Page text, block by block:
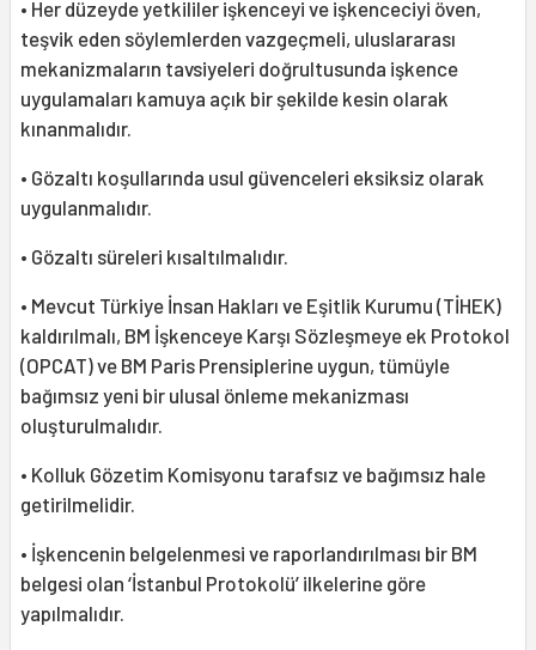
• Her düzeyde yetkililer işkenceyi ve işkenceciyi öven,
teşvik eden söylemlerden vazgeçmeli, uluslararası
mekanizmaların tavsiyeleri doğrultusunda işkence
uygulamaları kamuya açık bir şekilde kesin olarak
kınanmalıdır.
• Gözaltı koşullarında usul güvenceleri eksiksiz olarak
uygulanmalıdır.
• Gözaltı süreleri kısaltılmalıdır.
• Mevcut Türkiye İnsan Hakları ve Eşitlik Kurumu (TİHEK)
kaldırılmalı, BM İşkenceye Karşı Sözleşmeye ek Protokol
(OPCAT) ve BM Paris Prensiplerine uygun, tümüyle
bağımsız yeni bir ulusal önleme mekanizması
oluşturulmalıdır.
• Kolluk Gözetim Komisyonu tarafsız ve bağımsız hale
getirilmelidir.
• İşkencenin belgelenmesi ve raporlandırılması bir BM
belgesi olan ‘İstanbul Protokolü’ ilkelerine göre
yapılmalıdır.